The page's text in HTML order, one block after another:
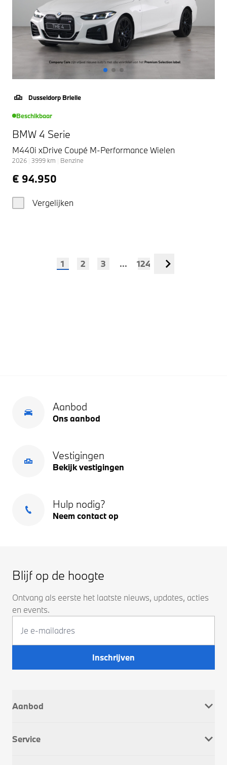
Dusseldorp Brielle
Beschikbaar
BMW 4 Serie
M440i xDrive Coupé M-Performance Wielen
2026 3999 km Benzine
€ 94.950
Vergelijken
1 2 3 ... 124 Volgende
Aanbod
Ons aanbod
Vestigingen
Bekijk vestigingen
Hulp nodig?
Neem contact op
Blijf op de hoogte
Ontvang als eerste het laatste nieuws, updates, acties
en events.
Inschrijven
Aanbod
Occasions
Service